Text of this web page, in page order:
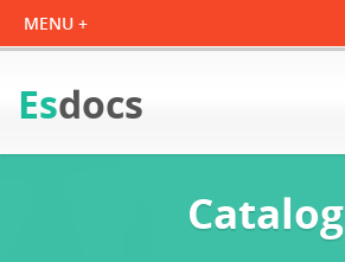
Esdocs
Catalog